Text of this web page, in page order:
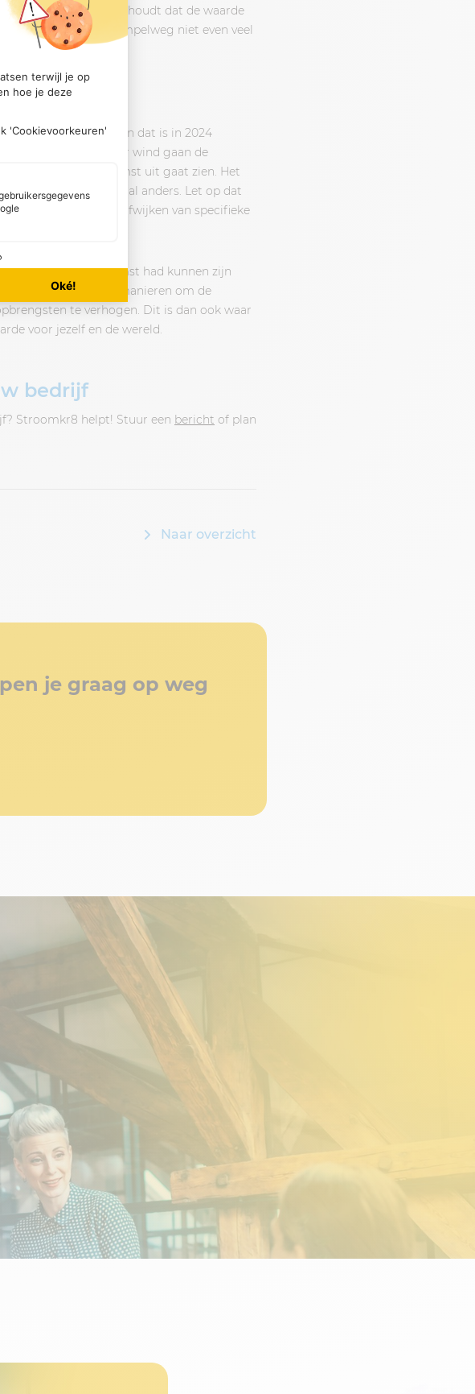
staat. Wat inhoudt dat de waarde
geworden. Er is simpelweg niet even veel
marktprijzen) en dat is in 2024
euro per MWh is. Voor wind gaan de
dit er in de toekomst uit gaat zien. Het
toekomst wel totaal anders. Let op dat
kunnen dus flink afwijken van specifieke
zien wat de uitkomst had kunnen zijn
zijn er tal van manieren om de
te verhogen. Dit is dan ook waar
voor jezelf en de wereld.
bedrijf
Stroomkr8 helpt! Stuur een bericht of plan
Naar overzicht
je graag op weg